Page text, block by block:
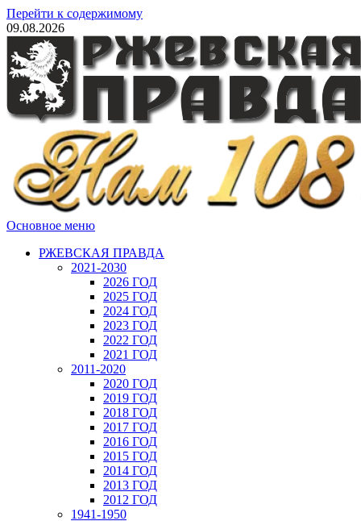
Перейти к содержимому
09.08.2026
Основное меню
РЖЕВСКАЯ ПРАВДА
2021-2030
2026 ГОД
2025 ГОД
2024 ГОД
2023 ГОД
2022 ГОД
2021 ГОД
2011-2020
2020 ГОД
2019 ГОД
2018 ГОД
2017 ГОД
2016 ГОД
2015 ГОД
2014 ГОД
2013 ГОД
2012 ГОД
1941-1950